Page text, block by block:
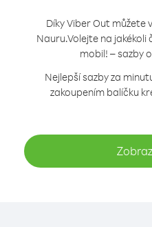
Díky Viber Out můžete
Nauru.Volejte na jakékoli
mobil! – sazby
Nejlepší sazby za
zakoupením balíčku